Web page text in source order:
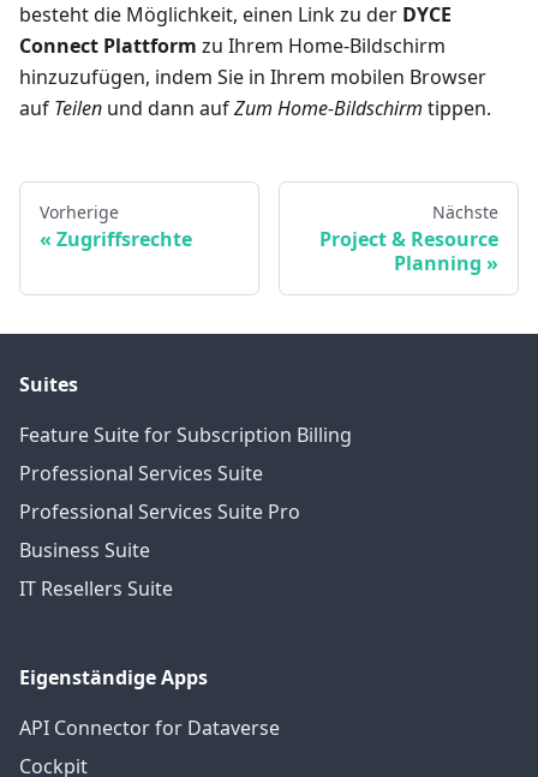
besteht die Möglichkeit, einen Link zu der DYCE
Connect Plattform zu Ihrem Home-Bildschirm
hinzuzufügen, indem Sie in Ihrem mobilen Browser
auf Teilen und dann aufZum Home-Bildschirm tippen.
Vorherige
Zugriffsrechte
Nächste
Project & Resource
Planning
Suites
Feature Suite for Subscription Billing
Professional Services Suite
Professional Services Suite Pro
Business Suite
IT Resellers Suite
Eigenständige Apps
API Connector for Dataverse
Cockpit